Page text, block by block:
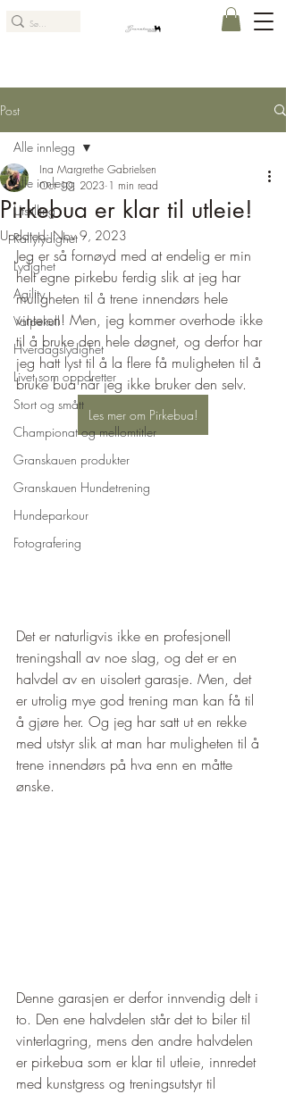
Post
Alle innlegg
Utstilling
Rallylydighet
Lydighet
Agility
Valpekull
Hverdagslydighet
Livet som oppdretter
Stort og smått
Championat og mellomtitler
Granskauen produkter
Granskauen Hundetrening
Hundeparkour
Fotografering
Alle innlegg
Pirkebua er klar til utleie!
Ina Margrethe Gabrielsen
Oct 10, 2023 1 min read
Updated:Nov 9, 2023
Jeg er så fornøyd med at endelig er min
helt egne pirkebu ferdig slik at jeg har
muligheten til å trene innendørs hele
vinteren! Men, jeg kommer overhode ikke
til å bruke den hele døgnet, og derfor har
jeg hatt lyst til å la flere få muligheten til å
bruke bua når jeg ikke bruker den selv.
Les mer om Pirkebua!
Det er naturligvis ikke en profesjonell
treningshall av noe slag, og det er en
halvdel av en uisolert garasje. Men, det
er utrolig mye god trening man kan få til
å gjøre her. Og jeg har satt ut en rekke
med utstyr slik at man har muligheten til å
trene innendørs på hva enn en måtte
ønske.
Denne garasjen er derfor innvendig delt i
to. Den ene halvdelen står det to biler til
vinterlagring, mens den andre halvdelen
er pirkebua som er klar til utleie, innredet
med kunstgress og treningsutstyr til